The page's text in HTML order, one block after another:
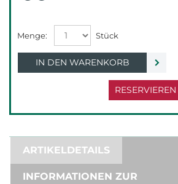
IN DEN WARENKORB
ARTIKELDETAILS
INFORMATIONEN ZUR